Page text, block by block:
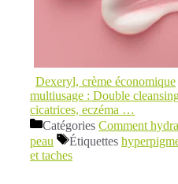
Dexeryl, crème économique
multiusage : Double
cicatrices, eczéma …
Catégories Comment
peau
Étiquettes
et taches